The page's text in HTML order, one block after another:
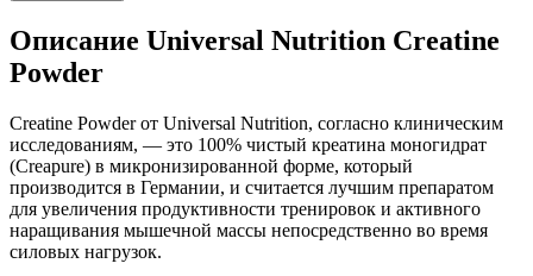
Описание Universal Nutrition Creatine
Powder
Creatine Powder от Universal Nutrition, согласно клиническим
исследованиям, — это 100% чистый креатина моногидрат
(Creapure) в микронизированной форме, который
производится в Германии, и считается лучшим препаратом
для увеличения продуктивности тренировок и активного
наращивания мышечной массы непосредственно во время
силовых нагрузок.